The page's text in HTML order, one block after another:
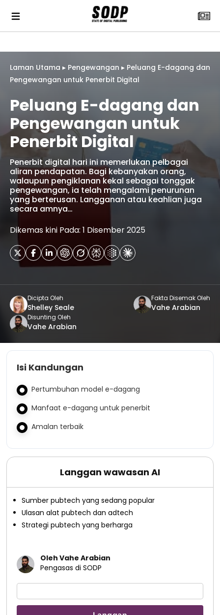
Laman Utama ▸ Pengewangan ▸ Peluang E-dagang dan
Pengewangan untuk Penerbit Digital
Peluang E-dagang dan
Pengewangan untuk
Penerbit Digital
Penerbit digital hari ini memerlukan pelbagai
aliran pendapatan. Bagi kebanyakan orang,
walaupun pengiklanan kekal sebagai tonggak
pengewangan, ia telah mengalami penurunan
yang berterusan. Langganan atau keahlian juga
secara amnya…
Dikemas kini Pada: 1 Disember 2025
Dicipta Oleh
Shelley Seale
Fakta Disemak Oleh
Vahe Arabian
Disunting Oleh
Vahe Arabian
Isi Kandungan
Pertumbuhan model e-dagang
Manfaat e-dagang untuk penerbit
Amalan terbaik
Langgan wawasan AI
Sumber pubtech yang sedang popular
Ulasan alat pubtech dan adtech
Strategi pubtech yang berharga
Oleh Vahe Arabian
Pengasas di SODP